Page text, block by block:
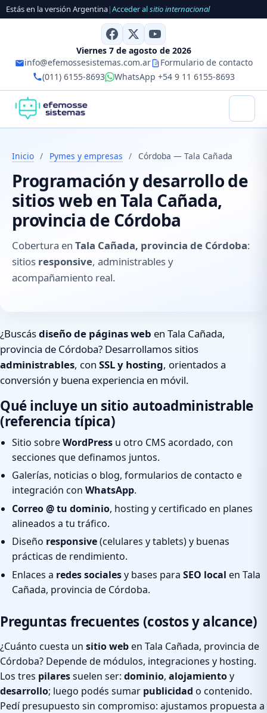
Estás en la versión Argentina|Acceder alsitio internacional
Viernes 7 de agosto de 2026
info@efemossesistemas.com.ar
Formulario de contacto
(011) 6155-8693
WhatsApp +54 9 11 6155-8693
Inicio / Pymes y empresas / Córdoba — Tala Cañada
Programación y desarrollo de
sitios web en Tala Cañada,
provincia de Córdoba
Cobertura en Tala Cañada, provincia de Córdoba:
sitios responsive, administrables y
acompañamiento real.
¿Buscásdiseño de páginas web en Tala Cañada,
provincia de Córdoba? Desarrollamos sitios
administrables, con SSL y hosting, orientados a
conversión y buena experiencia en móvil.
Qué incluye un sitio autoadministrable
(referencia típica)
Sitio sobreWordPress u otro CMS acordado, con
secciones que definamos juntos.
Galerías, noticias o blog, formularios de contacto e
integración con WhatsApp.
Correo @ tu dominio, hosting y certificado en planes
alineados a tu tráfico.
Diseño responsive(celulares y tablets) y buenas
prácticas de rendimiento.
Enlaces a redes socialesy bases para SEO local en Tala
Cañada, provincia de Córdoba.
Preguntas frecuentes (costos y alcance)
¿Cuánto cuesta un sitio weben Tala Cañada, provincia de
Córdoba? Depende de módulos, integraciones y hosting.
Los tres pilaressuelen ser: dominio, alojamientoy
desarrollo; luego podés sumar publicidad o contenido.
Pedí presupuesto sin compromiso: ajustamos propuesta a